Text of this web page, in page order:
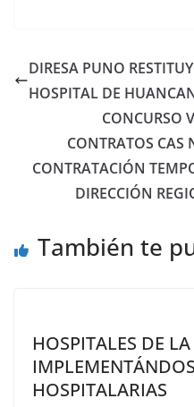
DIRESA PUNO
HOSPITAL DE
CONCURSO
CONTRATOS CAS
CONTRATACIÓN
DIRECCIÓN
También te
HOSPITALES DE
HOSPITALARIAS